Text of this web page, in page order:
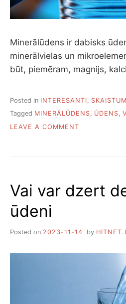
Minerālūdens ir dabisks
minerālvielas un
būt, piemēram, magnijs,
Posted in INTERESANTI
Tagged MINERĀLŪDENS, ŪDENS,
LEAVE A COMMENT
Vai var dzert
ūdeni
Posted on 2023-11-14 by